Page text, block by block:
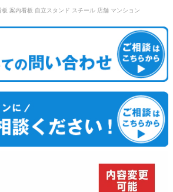
案内看板 自立スタンド スチール 店舗 マンション